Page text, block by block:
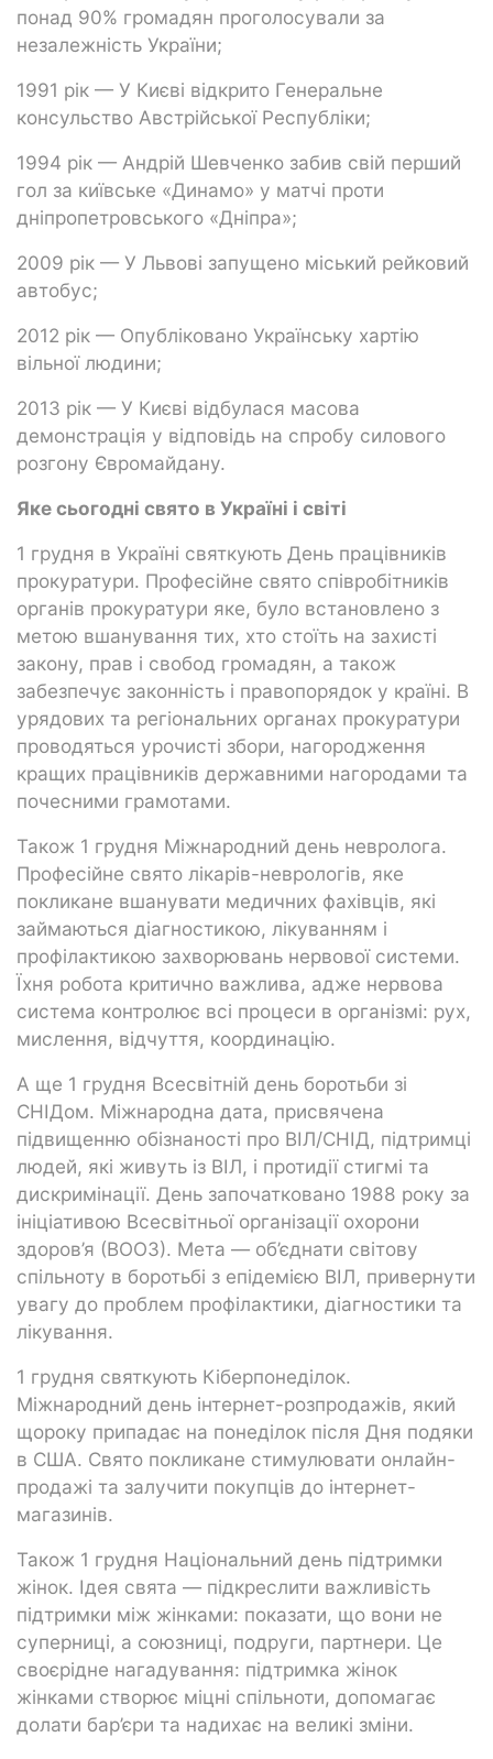
понад 90% громадян проголосували за
незалежність України;
1991 рік — У Києві відкрито Генеральне
консульство Австрійської Республіки;
1994 рік — Андрій Шевченко забив свій перший
гол за київське «Динамо» у матчі проти
дніпропетровського «Дніпра»;
2009 рік — У Львові запущено міський рейковий
автобус;
2012 рік — Опубліковано Українську хартію
вільної людини;
2013 рік — У Києві відбулася масова
демонстрація у відповідь на спробу силового
розгону Євромайдану.
Яке сьогодні свято в Україні і світі
1 грудня в Україні святкують День працівників
прокуратури. Професійне свято співробітників
органів прокуратури яке, було встановлено з
метою вшанування тих, хто стоїть на захисті
закону, прав і свобод громадян, а також
забезпечує законність і правопорядок у країні. В
урядових та регіональних органах прокуратури
проводяться урочисті збори, нагородження
кращих працівників державними нагородами та
почесними грамотами.
Також 1 грудня Міжнародний день невролога.
Професійне свято лікарів-неврологів, яке
покликане вшанувати медичних фахівців, які
займаються діагностикою, лікуванням і
профілактикою захворювань нервової системи.
Їхня робота критично важлива, адже нервова
система контролює всі процеси в організмі: рух,
мислення, відчуття, координацію.
А ще 1 грудня Всесвітній день боротьби зі
СНІДом. Міжнародна дата, присвячена
підвищенню обізнаності про ВІЛ/СНІД, підтримці
людей, які живуть із ВІЛ, і протидії стигмі та
дискримінації. День започатковано 1988 року за
ініціативою Всесвітньої організації охорони
здоров’я (ВООЗ). Мета — об’єднати світову
спільноту в боротьбі з епідемією ВІЛ, привернути
увагу до проблем профілактики, діагностики та
лікування.
1 грудня святкують Кіберпонеділок.
Міжнародний день інтернет-розпродажів, який
щороку припадає на понеділок після Дня подяки
в США. Свято покликане стимулювати онлайн-
продажі та залучити покупців до інтернет-
магазинів.
Також 1 грудня Національний день підтримки
жінок. Ідея свята — підкреслити важливість
підтримки між жінками: показати, що вони не
суперниці, а союзниці, подруги, партнери. Це
своєрідне нагадування: підтримка жінок
жінками створює міцні спільноти, допомагає
долати бар’єри та надихає на великі зміни.